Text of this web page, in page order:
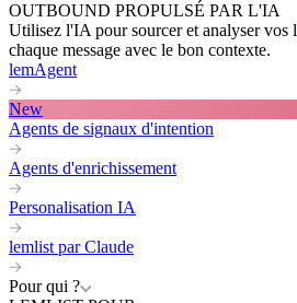
OUTBOUND PROPULSÉ PAR L'IA
Utilisez l'IA pour sourcer et analyser vos
chaque message avec le bon contexte.
lemAgent
New
Agents de signaux d'intention
Agents d'enrichissement
Personalisation IA
lemlist par Claude
Pour qui ?